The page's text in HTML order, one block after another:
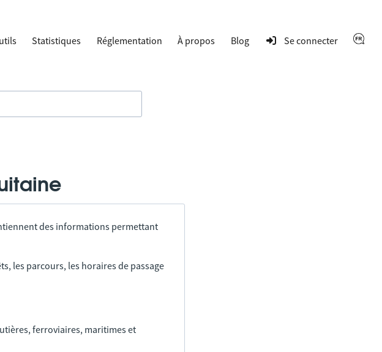
Statistiques Réglementation À propos Blog Se connecter
des informations permettant
les parcours, les horaires de passage
ferroviaires, maritimes et